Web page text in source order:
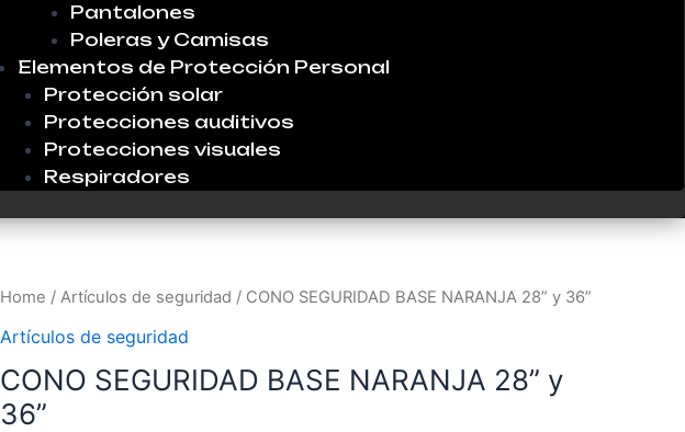
Pantalones
Poleras y Camisas
Elementos de Protección Personal
Protección solar
Protecciones auditivos
Protecciones visuales
Respiradores
Home / Artículos de seguridad / CONO SEGURIDAD BASE NARANJA 28” y 36”
Artículos de seguridad
CONO SEGURIDAD BASE NARANJA 28” y
36”